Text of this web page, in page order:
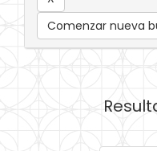
Comenzar nueva